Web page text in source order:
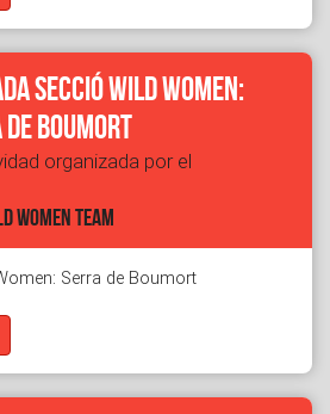
secció Wild Women:
Boumort
organizada por el
WOMEN TEAM
Serra de Boumort